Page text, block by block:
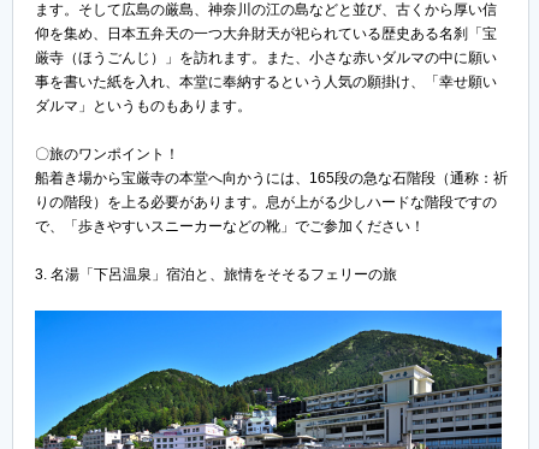
ます。そして広島の厳島、神奈川の江の島などと並び、古くから厚い信
仰を集め、日本五弁天の一つ大弁財天が祀られている歴史ある名刹「宝
厳寺（ほうごんじ）」を訪れます。また、小さな赤いダルマの中に願い
事を書いた紙を入れ、本堂に奉納するという人気の願掛け、「幸せ願い
ダルマ」というものもあります。
〇旅のワンポイント！
船着き場から宝厳寺の本堂へ向かうには、165段の急な石階段（通称：祈
りの階段）を上る必要があります。息が上がる少しハードな階段ですの
で、「歩きやすいスニーカーなどの靴」でご参加ください！
3. 名湯「下呂温泉」宿泊と、旅情をそそるフェリーの旅